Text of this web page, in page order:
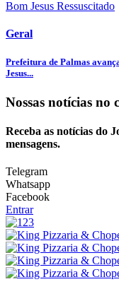
Geral
Prefeitura de Palmas
Jesus...
Nossas notícias no
Receba as notícias do
mensagens.
Telegram
Whatsapp
Facebook
Entrar